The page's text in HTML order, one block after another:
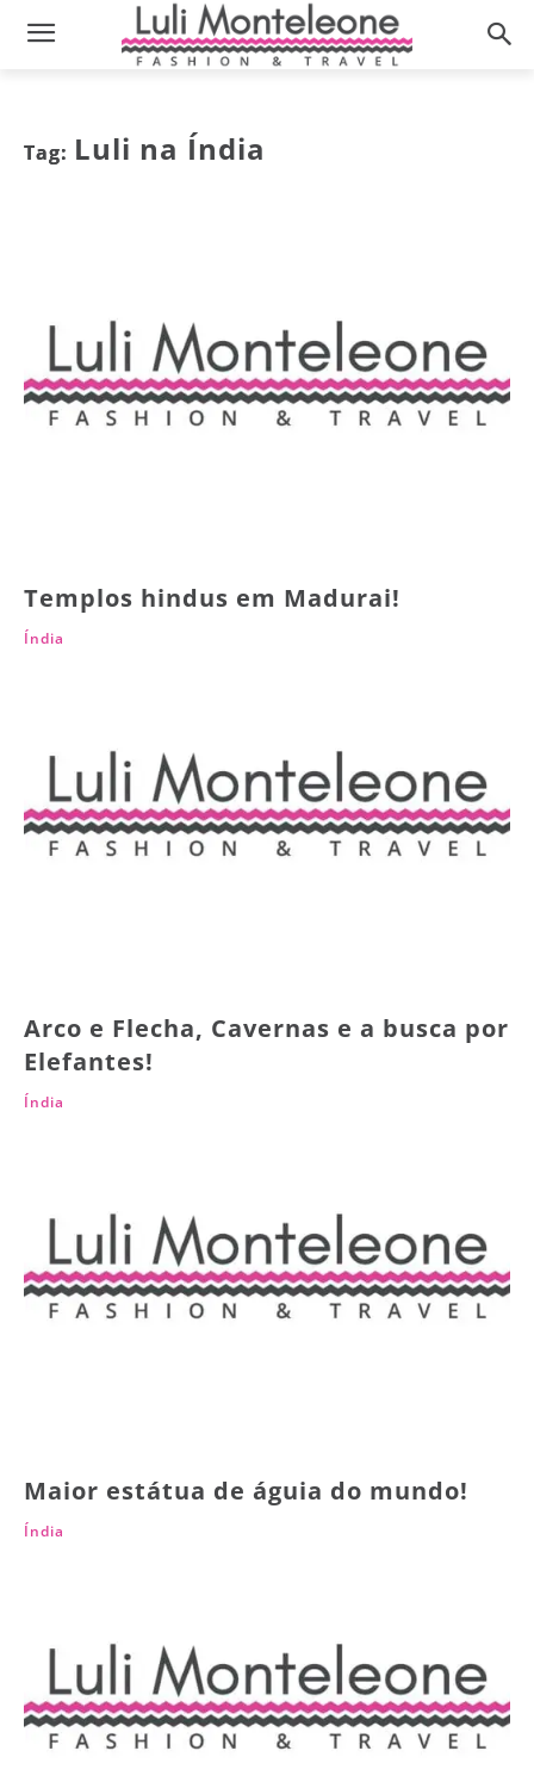
Tag: Luli na Índia
Templos hindus em Madurai!
Índia
Arco e Flecha, Cavernas e a busca por
Elefantes!
Índia
Maior estátua de águia do mundo!
Índia